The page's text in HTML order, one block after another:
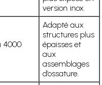
version inox.
4000
Adapté aux
structures plus
épaisses et
aux
assemblages
d’ossature.